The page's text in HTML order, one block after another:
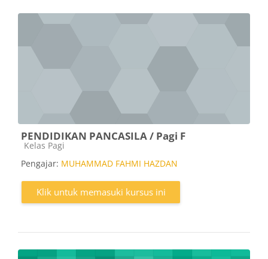
PENDIDIKAN PANCASILA / Pagi F
Kategori kursus
Kelas Pagi
Pengajar: MUHAMMAD FAHMI HAZDAN
Klik untuk memasuki kursus ini